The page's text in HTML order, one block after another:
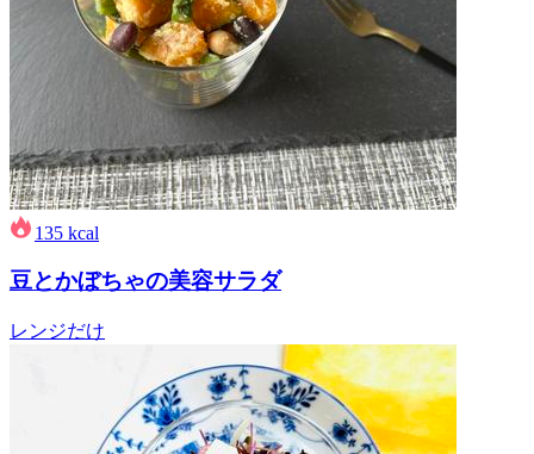
135 kcal
豆とかぼちゃの美容サラダ
レンジだけ